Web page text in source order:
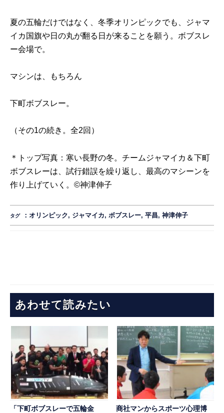
夏の五輪だけではなく、冬季オリンピックでも、ジャマ
イカ国旗や日の丸が翻る日が来ることを願う。ボブスレ
ー会場で。
マシンは、もちろん
下町ボブスレー。
（その1の続き。全2回）
＊トップ写真：寒い長野の冬。チームジャマイカ＆下町
ボブスレーは、試行錯誤を繰り返し、最高のマシーンを
作り上げていく。©神津伸子
タグ ：オリンピック, ジャマイカ, ボブスレー,平昌,神津伸子
あわせて読みたい
「下町ボブスレーで五輪金
商社マンからスポーツ心理博